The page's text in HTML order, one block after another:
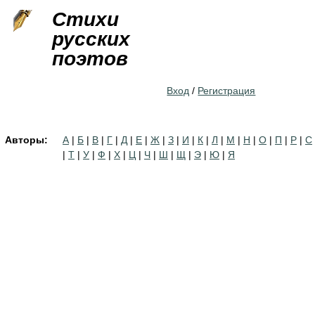
Стихи
русских
поэтов
Вход / Регистрация
Авторы: А | Б | В | Г | Д | Е | Ж | З | И | К | Л | М | Н | О | П | Р | С
| Т | У | Ф | Х | Ц | Ч | Ш | Щ | Э | Ю | Я